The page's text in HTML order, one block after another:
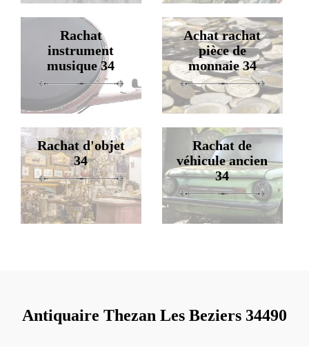
Rachat
instrument
musique 34
Achat rachat
pièce de
monnaie 34
Rachat d'objet
34
Rachat de
véhicule ancien
34
Antiquaire Thezan Les Beziers 34490